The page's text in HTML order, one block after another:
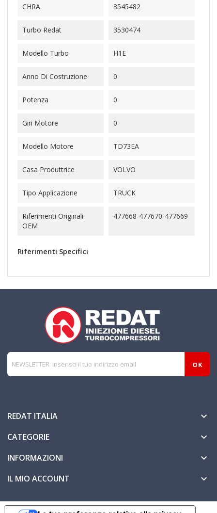
CHRA 3545482
Turbo Redat 3530474
Modello Turbo H1E
Anno Di Costruzione 0
Potenza 0
Giri Motore 0
Modello Motore TD73EA
Casa Produttrice VOLVO
Tipo Applicazione TRUCK
Riferimenti Originali
OEM
477668-477670-477669
Riferimenti Specifici
REDAT ITALIA 
CATEGORIE 
INFORMAZIONI 
IL MIO ACCOUNT 